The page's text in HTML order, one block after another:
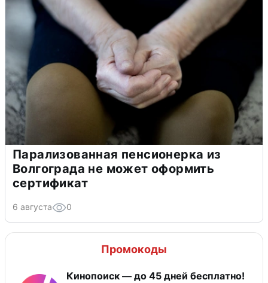
Парализованная пенсионерка из
Волгограда не может оформить
сертификат
6 августа 0
Промокоды
Кинопоиск — до 45 дней бесплатно!